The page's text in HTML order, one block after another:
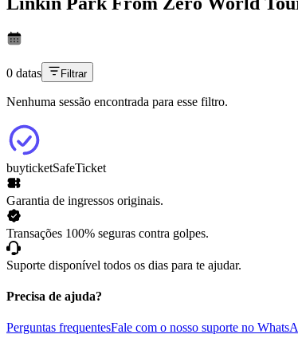
0 datas Filtrar
Nenhuma sessão encontrada para esse filtro.
buyticketSafeTicket
Garantia de ingressos originais.
Transações 100% seguras contra golpes.
Suporte disponível todos os dias para te ajudar.
Precisa de ajuda?
Perguntas frequentesFale com o nosso suporte no